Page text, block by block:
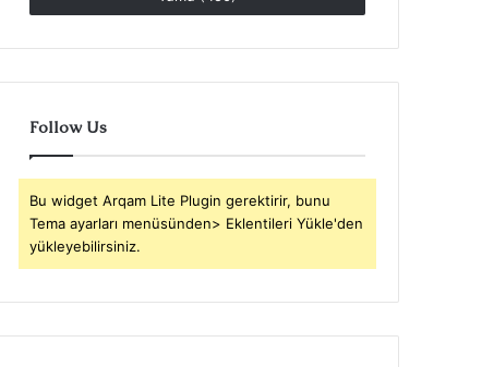
Follow Us
Bu widget Arqam Lite Plugin gerektirir, bunu
Tema ayarları menüsünden> Eklentileri Yükle'den
yükleyebilirsiniz.